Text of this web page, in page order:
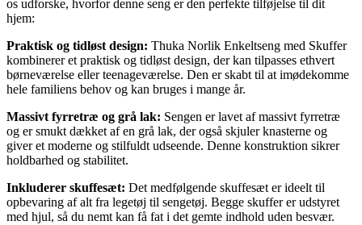
os udforske, hvorfor denne seng er den perfekte tilføjelse til dit
hjem:
Praktisk og tidløst design: Thuka Norlik Enkeltseng med Skuffer
kombinerer et praktisk og tidløst design, der kan tilpasses ethvert
børneværelse eller teenageværelse. Den er skabt til at imødekomme
hele familiens behov og kan bruges i mange år.
Massivt fyrretræ og grå lak: Sengen er lavet af massivt fyrretræ
og er smukt dækket af en grå lak, der også skjuler knasterne og
giver et moderne og stilfuldt udseende. Denne konstruktion sikrer
holdbarhed og stabilitet.
Inkluderer skuffesæt: Det medfølgende skuffesæt er ideelt til
opbevaring af alt fra legetøj til sengetøj. Begge skuffer er udstyret
med hjul, så du nemt kan få fat i det gemte indhold uden besvær.